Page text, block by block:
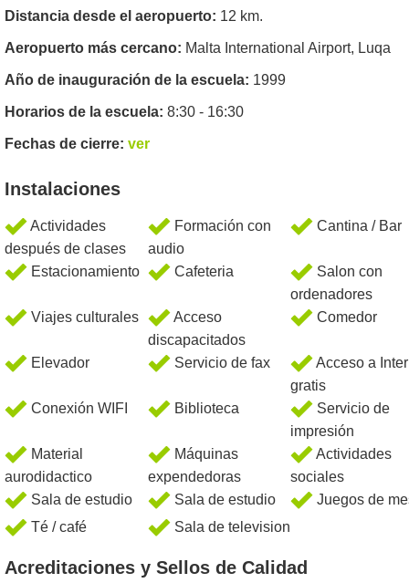
Distancia desde el aeropuerto: 12 km.
Aeropuerto más cercano: Malta International Airport, Luqa
Año de inauguración de la escuela: 1999
Horarios de la escuela: 8:30 - 16:30
Fechas de cierre: ver
Instalaciones
Actividades
después de clases
Formación con
audio
Cantina / Bar
Estacionamiento Cafeteria
Salon con
ordenadores
Viajes culturales
Acceso
discapacitados
Comedor
Elevador Servicio de fax
Acceso a
gratis
Conexión WIFI
Biblioteca
Servicio de
impresión
Material
aurodidactico
Máquinas
expendedoras
Actividades
sociales
Sala de estudio
Sala de estudio
Juegos de
Té / café
Sala de television
Acreditaciones y Sellos de Calidad